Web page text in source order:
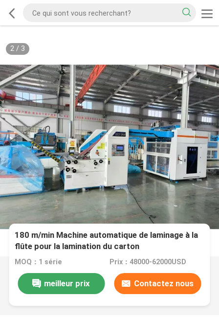
2/ 3
180 m/min Machine automatique de laminage à la
flûte pour la lamination du carton
MOQ：1 série Prix：48000-62000USD
meilleur prix Contactez nous